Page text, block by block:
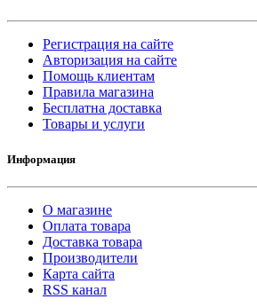
Регистрация на сайте
Авторизация на сайте
Помощь клиентам
Правила магазина
Бесплатна доставка
Товары и услуги
Информация
О магазине
Оплата товара
Доставка товара
Производители
Карта сайта
RSS канал